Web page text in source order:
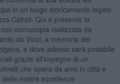
in un luogo storicamente legato
Cairoli. Qui è presente la
cornucopia realizzata da
da Vinci, a memoria del
e dove adesso sarà possibile
grazie all'impegno di un
che opera da anni in città e
nostre eccellenze